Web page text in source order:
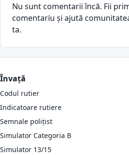
Nu sunt comentarii încă. Fii
comentariu și ajută
ta.
Învață
Codul rutier
Indicatoare rutiere
Semnale polițist
Simulator Categoria B
Simulator 13/15